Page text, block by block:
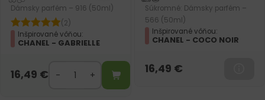
Súkromné: Dámsky parfém –
566 (50ml)
Inšpirované vôňou:
CHANEL - COCO NOIR
16,49 €
Dámsky parfém – 914 (50ml)
Inšpirované vôňou:
ZADIG & VOLTAIRE - THIS